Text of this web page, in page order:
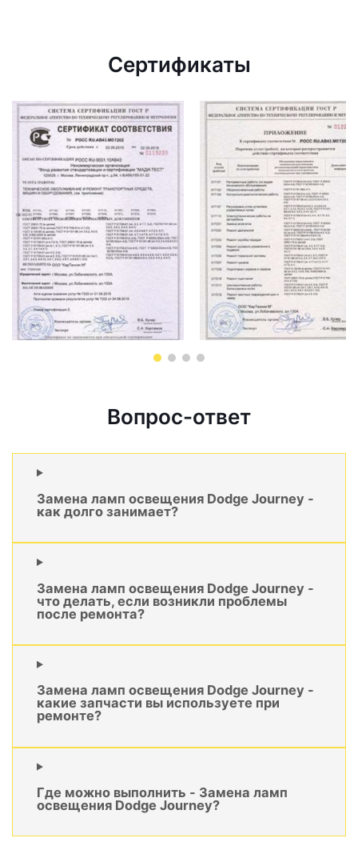
Сертификаты
Вопрос-ответ
Замена ламп освещения Dodge Journey -
как долго занимает?
Замена ламп освещения Dodge Journey -
что делать, если возникли проблемы
после ремонта?
Замена ламп освещения Dodge Journey -
какие запчасти вы используете при
ремонте?
Где можно выполнить - Замена ламп
освещения Dodge Journey?